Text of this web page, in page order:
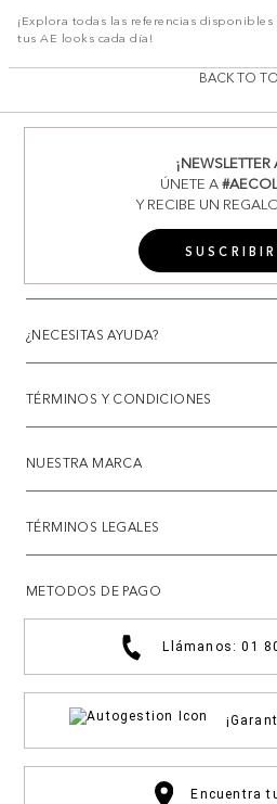
¡Explora todas las referencias
tus AE looks cada día!
BACK TO
ÚNETE A
Y RECIBE UN
¿NECESITAS AYUDA?
TÉRMINOS Y CONDICIONES
NUESTRA MARCA
TÉRMINOS LEGALES
METODOS DE PAGO
Llámanos: 01
Encuentra